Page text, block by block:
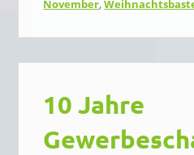
November,
10 Jahre